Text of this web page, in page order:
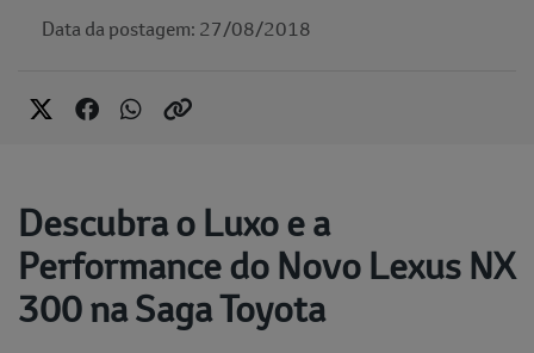
Data da postagem: 27/08/2018
Descubra o Luxo e a
Performance do Novo Lexus NX
300 na Saga Toyota